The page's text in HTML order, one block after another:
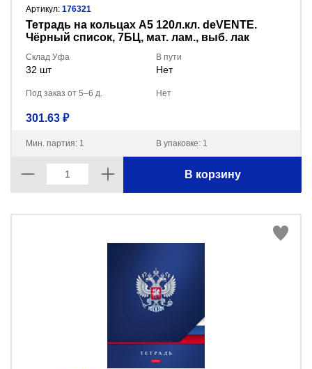
Артикул: 176321
Тетрадь на кольцах А5 120л.кл. deVENTE.
Чёрный список, 7БЦ, мат. лам., выб. лак
Склад Уфа
32 шт
В пути
Нет
Под заказ от 5–6 д. Нет
301.63 ₽
Мин. партия: 1 В упаковке: 1
В корзину